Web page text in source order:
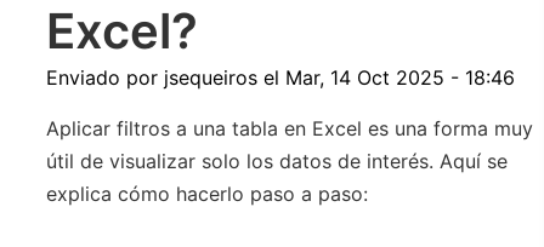
Excel?
Enviado por jsequeiros el Mar, 14 Oct 2025 - 18:46
Aplicar filtros a una tabla en Excel es una forma muy
útil de visualizar solo los datos de interés. Aquí se
explica cómo hacerlo paso a paso: